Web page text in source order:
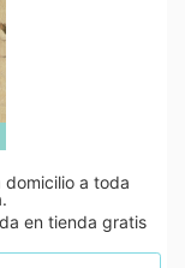
domicilio a toda
en tienda gratis